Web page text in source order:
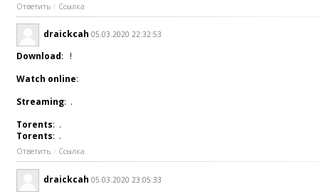
Ответить Ссылка
draickcah 05.03.2020 22:32:53
Download: !
Watch online:
Streaming: .
Torents: .
Torents: .
Ответить Ссылка
draickcah 05.03.2020 23:05:33